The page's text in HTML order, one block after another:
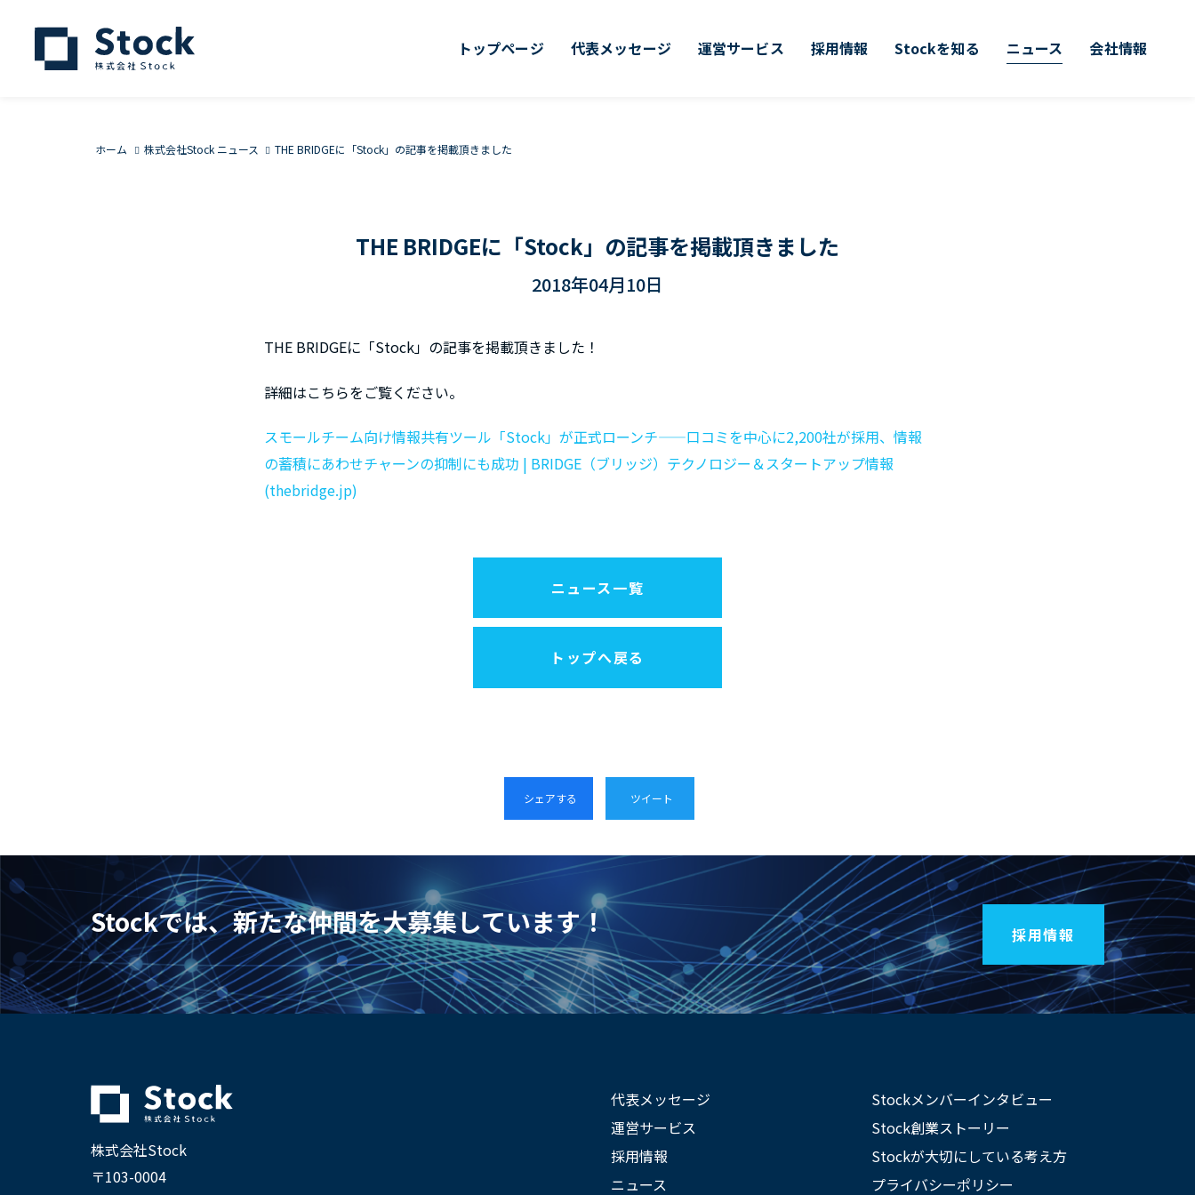
トップページ 代表メッセージ 運営サービス 採用情報 Stockを知る ニュース 会社情報
ホーム 株式会社Stock ニュース THE BRIDGEに「Stock」の記事を掲載頂きました
THE BRIDGEに「Stock」の記事を掲載頂きました
2018年04月10日
THE BRIDGEに「Stock」の記事を掲載頂きました！
詳細はこちらをご覧ください。
スモールチーム向け情報共有ツール「Stock」が正式ローンチ——口コミを中心に2,200社が採用、情報
の蓄積にあわせチャーンの抑制にも成功 | BRIDGE（ブリッジ）テクノロジー＆スタートアップ情報
(thebridge.jp)
ニュース一覧
トップへ戻る
シェアする ツイート
Stockでは、新たな仲間を大募集しています！ 採用情報
株式会社Stock
〒103-0004
代表メッセージ
運営サービス
採用情報
ニュース
Stockメンバーインタビュー
Stock創業ストーリー
Stockが大切にしている考え方
プライバシーポリシー